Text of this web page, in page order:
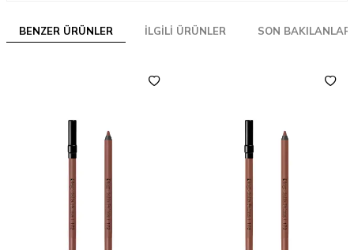
BENZER ÜRÜNLER İLGILI ÜRÜNLER SON BAKILANLAR